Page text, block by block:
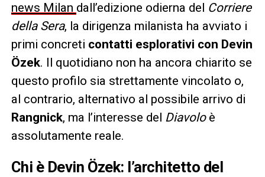
news Milan dall’edizione odierna del Corriere
della Sera, la dirigenza milanista ha avviato i
primi concreti contatti esplorativi con Devin
Özek. Il quotidiano non ha ancora chiarito se
questo profilo sia strettamente vincolato o,
al contrario, alternativo al possibile arrivo di
Rangnick, ma l’interesse del Diavoloè
assolutamente reale.
Chi è Devin Özek: l’architetto del